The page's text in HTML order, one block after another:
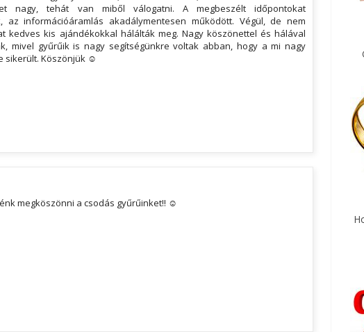
nagy, tehát van miből válogatni. A megbeszélt időpontokat
az információáramlás akadálymentesen működött. Végül, de nem
kedves kis ajándékokkal hálálták meg. Nagy köszönettel és hálával
mivel gyűrűik is nagy segítségünkre voltak abban, hogy a mi nagy
sikerült. Köszönjük ☺
megköszönni a csodás gyűrűinket!! ☺